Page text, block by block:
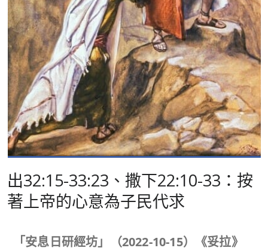
出32:15-33:23、撒下22:10-33：按
著上帝的心意為子民代求
「安息日研經坊」（2022-10-15）《妥拉》